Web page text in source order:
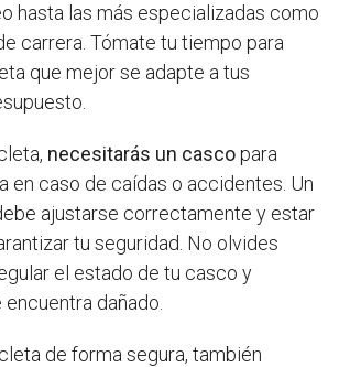
hasta las más especializadas como
carrera. Tómate tu tiempo para
que mejor se adapte a tus
necesitarás un cascopara
en caso de caídas o accidentes. Un
ajustarse correctamente y estar
tu seguridad. No olvides
el estado de tu casco y
dañado.
de forma segura, también